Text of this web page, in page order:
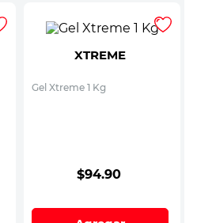
XTREME
Gel Xtreme 1 Kg
$94.90